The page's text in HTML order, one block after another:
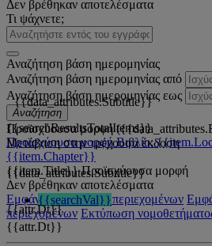
Δεν βρέθηκαν αποτελέσματα
Τι ψάχνετε;
Αναζήτηση βάση ημερομηνίας
Αναζήτηση βάση ημερομηνίας από
Αναζήτηση βάση ημερομηνίας εως
Αναζήτηση
{{searchResultsTotalItems}}
Προϊσχύουσα μορφή Βιβλίο:
{{item.Chapter}}
{{item.Title}} Προϊσχύουσα μορφή
Δεν βρέθηκαν αποτελέσματα
Εμφάνιση όλων των περιεχομένων
περιεχομένων Εκτύπωση
{{data_attributes.Subtitle}}
Προϊσχύουσα μορφή
Μετάβαση στην τρέχουσα έκδοση
{{data_attributes.Subtitle}}
{{searchVal}}
{{attr.Dt}}
{{attr.Dt}}